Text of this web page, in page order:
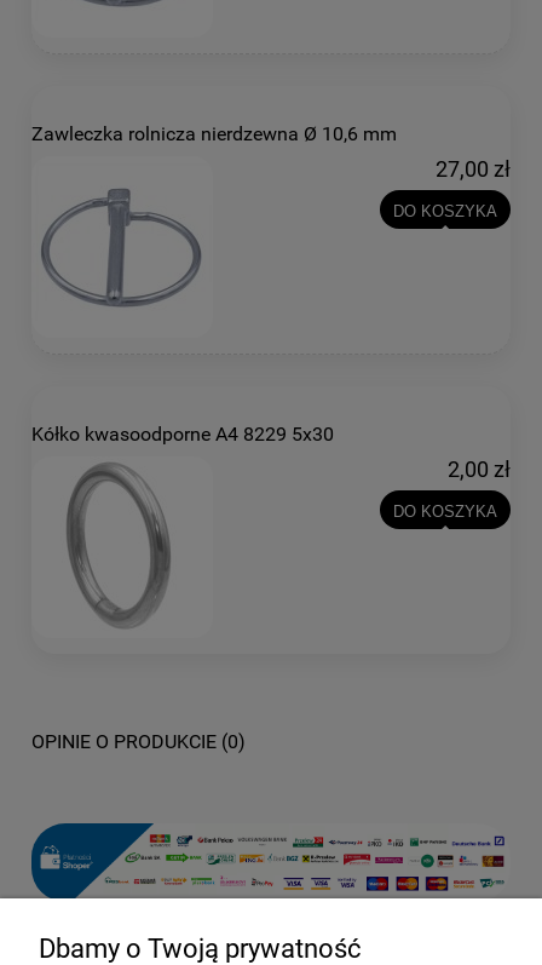
Zawleczka rolnicza nierdzewna Ø 10,6 mm
27,00 zł
DO KOSZYKA
Kółko kwasoodporne A4 8229 5x30
2,00 zł
DO KOSZYKA
OPINIE O PRODUKCIE (0)
Dbamy o Twoją prywatność